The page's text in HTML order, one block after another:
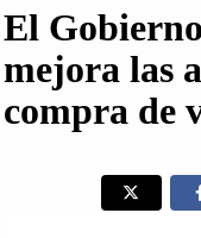
El
mejora las
compra de